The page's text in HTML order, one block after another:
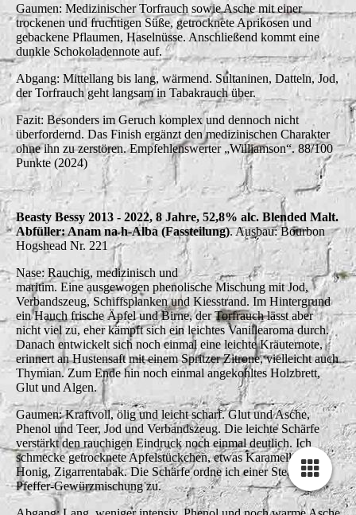
Gaumen: Medizinischer Torfrauch sowie Asche mit einer
trockenen und fruchtigen Süße, getrocknete Aprikosen und
gebackene Pflaumen, Haselnüsse. Anschließend kommt eine
dunkle Schokoladennote auf.
Abgang: Mittellang bis lang, wärmend. Sultaninen, Datteln, Jod,
der Torfrauch geht langsam in Tabakrauch über.
Fazit: Besonders im Geruch komplex und dennoch nicht
überfordernd. Das Finish ergänzt den medizinischen Charakter
ohne ihn zu zerstören. Empfehlenswerter „Williamson“. 88/100
Punkte (2024)
Beasty Bessy 2013 - 2022, 8 Jahre, 52,8% alc. Blended Malt.
Abfüller: Anam na h-Alba (Fassteilung). Ausbau: Bourbon
Hogshead Nr. 221
Nase: Rauchig, medizinisch und
maritim. Eine ausgewogen phenolische Mischung mit Jod,
Verbandszeug, Schiffsplanken und Kiesstrand. Im Hintergrund
ein Hauch frische Äpfel und Birne, der Torfrauch lässt aber
nicht viel zu, eher kämpft sich ein leichtes Vanillearoma durch.
Danach entwickelt sich noch einmal eine leichte Kräuternote,
erinnert an Hustensaft mit einem Spritzer Zitrone, vielleicht auch
Thymian. Zum Ende hin noch einmal angekohltes Holzbrett,
Glut und Algen.
Gaumen: Kraftvoll, ölig und leicht scharf. Glut und Asche,
Phenol und Teer, Jod und Verbandszeug. Die leichte Schärfe
verstärkt den rauchigen Eindruck noch einmal deutlich. Ich
schmecke getrocknete Apfelstückchen, etwas Karamell und
Honig, Zigarrentabak. Die Schärfe ordne ich einer Steak-
Pfeffer-Gewürzmischung zu.